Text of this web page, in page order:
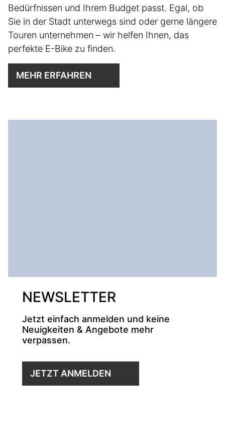
Bedürfnissen und Ihrem Budget passt. Egal, ob
Sie in der Stadt unterwegs sind oder gerne längere
Touren unternehmen – wir helfen Ihnen, das
perfekte E-Bike zu finden.
MEHR ERFAHREN
NEWSLETTER
Jetzt einfach anmelden und keine
Neuigkeiten & Angebote mehr
verpassen.
JETZT ANMELDEN